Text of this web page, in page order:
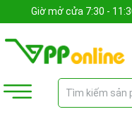
Giờ mở cửa 7:30 -